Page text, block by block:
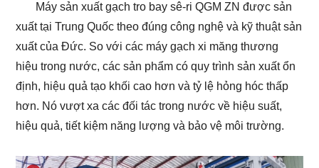
Máy sản xuất gạch tro bay sê-ri QGM ZN được sản
xuất tại Trung Quốc theo đúng công nghệ và kỹ thuật sản
xuất của Đức. So với các máy gạch xi măng thương
hiệu trong nước, các sản phẩm có quy trình sản xuất ổn
định, hiệu quả tạo khối cao hơn và tỷ lệ hỏng hóc thấp
hơn. Nó vượt xa các đối tác trong nước về hiệu suất,
hiệu quả, tiết kiệm năng lượng và bảo vệ môi trường.